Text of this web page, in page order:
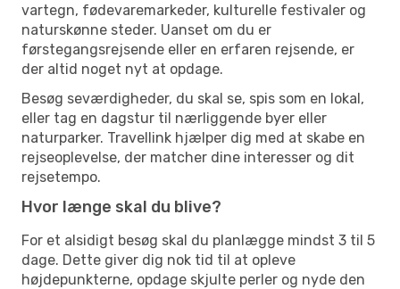
vartegn, fødevaremarkeder, kulturelle festivaler og
naturskønne steder. Uanset om du er
førstegangsrejsende eller en erfaren rejsende, er
der altid noget nyt at opdage.
Besøg seværdigheder, du skal se, spis som en lokal,
eller tag en dagstur til nærliggende byer eller
naturparker. Travellink hjælper dig med at skabe en
rejseoplevelse, der matcher dine interesser og dit
rejsetempo.
Hvor længe skal du blive?
For et alsidigt besøg skal du planlægge mindst 3 til 5
dage. Dette giver dig nok tid til at opleve
højdepunkterne, opdage skjulte perler og nyde den